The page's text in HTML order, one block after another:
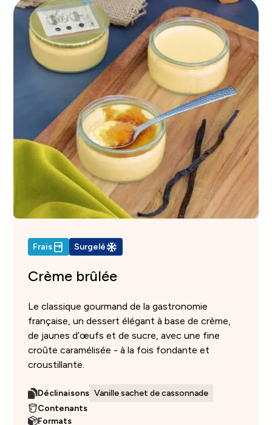
Frais Surgelé
Crème brûlée
Le classique gourmand de la gastronomie
française, un dessert élégant à base de crème,
de jaunes d’œufs et de sucre, avec une fine
croûte caramélisée - à la fois fondante et
croustillante.
Déclinaisons Vanille sachet de cassonnade
Contenants
Formats